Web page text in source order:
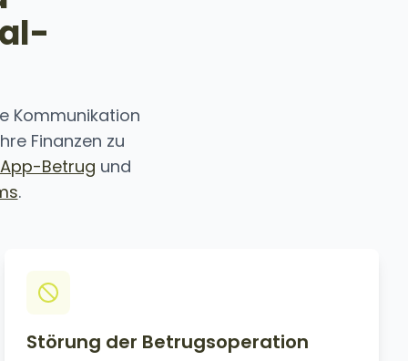
Kommunikation
Finanzen zu
Betrug und
.
Störung der Betrugsoperation